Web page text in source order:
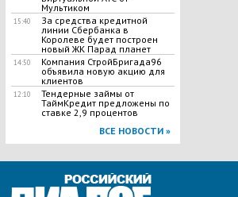
Мультиком
15:40
За средства кредитной
линии Сбербанка в
Королеве будет построен
новый ЖК Парад планет
14:50
Компания СтройБригада96
объявила новую акцию для
клиентов
12:10
Тендерные займы от
ТаймКредит предложены по
ставке 2,9 процентов
ВСЕ НОВОСТИ »